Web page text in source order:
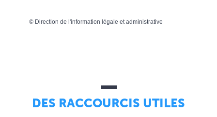
© Direction de l'information légale et administrative
DES RACCOURCIS UTILES